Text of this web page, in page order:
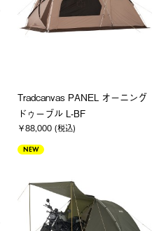
Tradcanvas PANEL オーニング
ドゥーブル L-BF
￥88,000 (税込)
NEW